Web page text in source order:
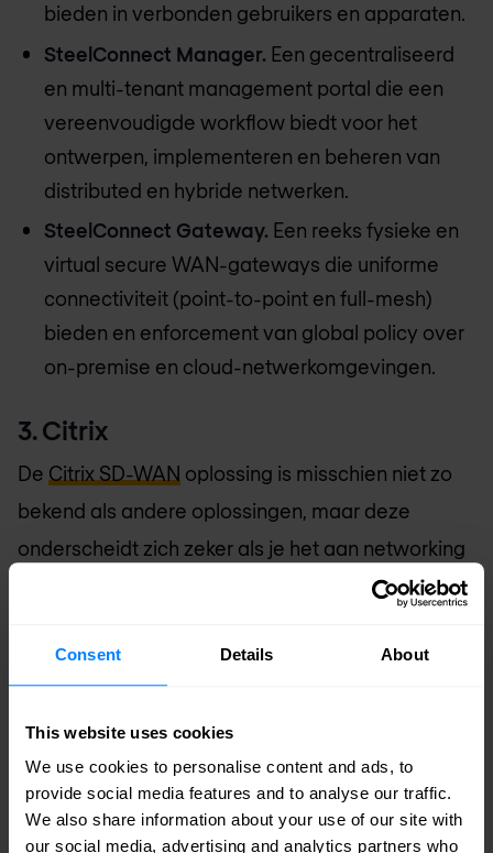
Consent Details About
This website uses cookies
We use cookies to personalise content and ads, to
provide social media features and to analyse our traffic.
We also share information about your use of our site with
our social media, advertising and analytics partners who
bieden in verbonden gebruikers en apparaten.
SteelConnect Manager. Een gecentraliseerd
en multi-tenant management portal die een
vereenvoudigde workflow biedt voor het
ontwerpen, implementeren en beheren van
distributed en hybride netwerken.
SteelConnect Gateway. Een reeks fysieke en
virtual secure WAN-gateways die uniforme
connectiviteit (point-to-point en full-mesh)
bieden en enforcement van global policy over
on-premise en cloud-netwerkomgevingen.
3. Citrix
De Citrix SD-WAN oplossing is misschien niet zo
bekend als andere oplossingen, maar deze
onderscheidt zich zeker als je het aan networking
Een van de belangrijkste functies is het kunnen
omgaan met meerdere WAN-circuits als een
vereenigde poel van bandbreedte, met
gecentraliseerde rapportage en geïntegreerde
WAN-optimalisatie.Citrix NetScaler SD-WANis
begonnen als een vrij eenvoudig product en biedt